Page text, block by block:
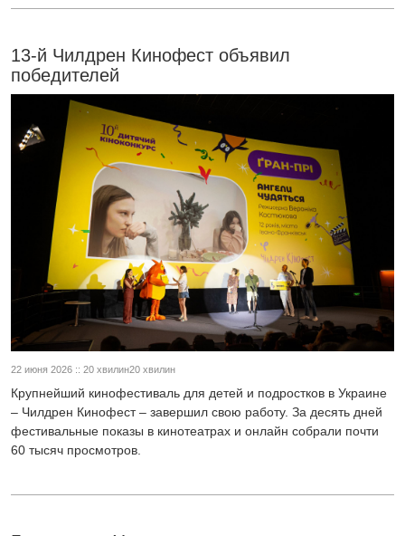
13-й Чилдрен Кинофест объявил
победителей
22 июня 2026 :: 20 хвилин20 хвилин
Крупнейший кинофестиваль для детей и подростков в Украине
– Чилдрен Кинофест – завершил свою работу. За десять дней
фестивальные показы в кинотеатрах и онлайн собрали почти
60 тысяч просмотров.